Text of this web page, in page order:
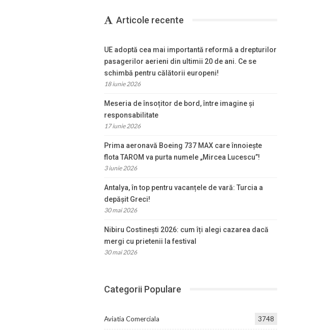
Articole recente
UE adoptă cea mai importantă reformă a drepturilor
pasagerilor aerieni din ultimii 20 de ani. Ce se
schimbă pentru călătorii europeni!
18 iunie 2026
Meseria de însoțitor de bord, între imagine și
responsabilitate
17 iunie 2026
Prima aeronavă Boeing 737 MAX care înnoiește
flota TAROM va purta numele „Mircea Lucescu”!
3 iunie 2026
Antalya, în top pentru vacanțele de vară: Turcia a
depășit Greci!
30 mai 2026
Nibiru Costinești 2026: cum îți alegi cazarea dacă
mergi cu prietenii la festival
30 mai 2026
Categorii Populare
Aviatia Comerciala 3748